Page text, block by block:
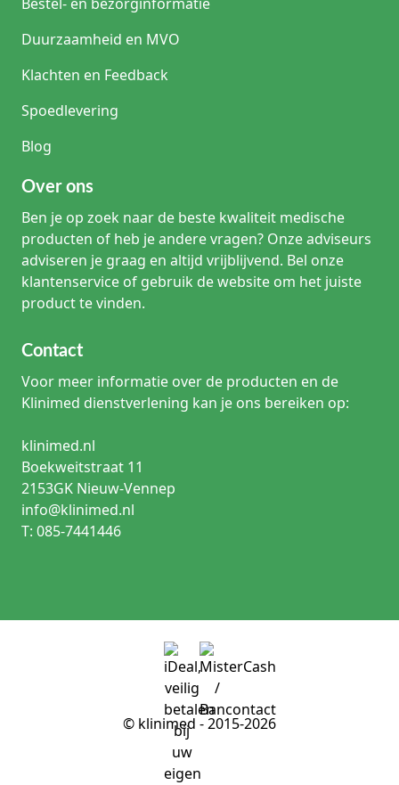
Duurzaamheid en MVO
Klachten en Feedback
Spoedlevering
Blog
Over ons
Ben je op zoek naar de beste kwaliteit medische
producten of heb je andere vragen? Onze adviseurs
adviseren je graag en altijd vrijblijvend. Bel onze
klantenservice of gebruik de website om het juiste
product te vinden.
Contact
Voor meer informatie over de producten en de
Klinimed dienstverlening kan je ons bereiken op:
klinimed.nl
Boekweitstraat 11
2153GK Nieuw-Vennep
info@klinimed.nl
T: 085-7441446
© klinimed - 2015-2026